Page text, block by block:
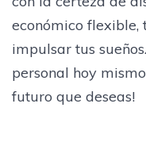
económico flexible,
impulsar tus
personal hoy
futuro que deseas!